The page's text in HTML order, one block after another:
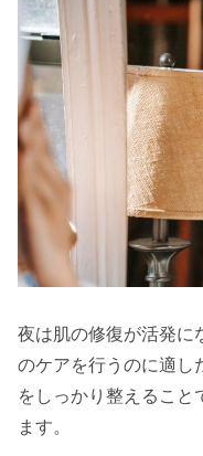
夜は肌の修復が活発に
のケアを行うのに適し
をしっかり整えること
ます。